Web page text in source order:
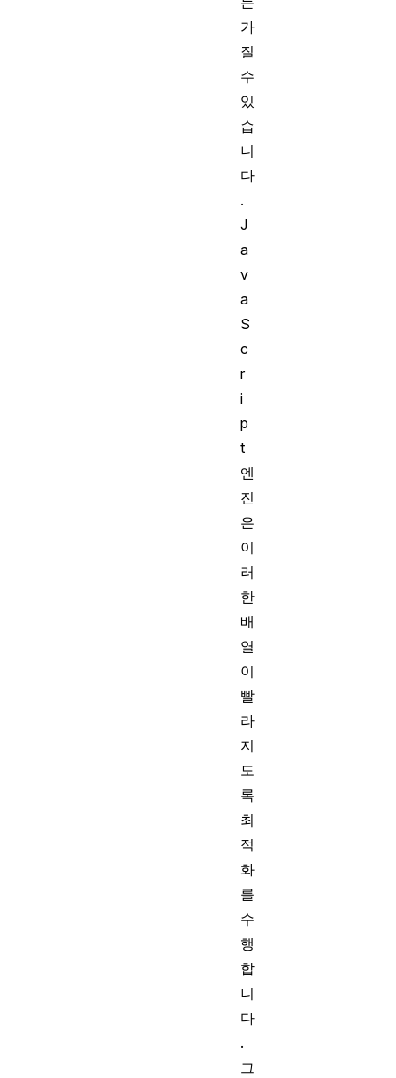
가
질
수
있
습
니
다
.
J
a
v
a
S
c
r
i
p
t
엔
진
은
이
러
한
배
열
이
빨
라
지
도
록
최
적
화
를
수
행
합
니
다
.
그